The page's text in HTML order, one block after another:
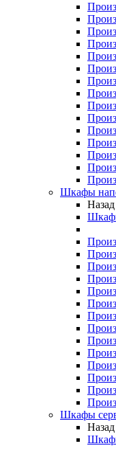
Шкафы
Назад
Шкафы
Назад